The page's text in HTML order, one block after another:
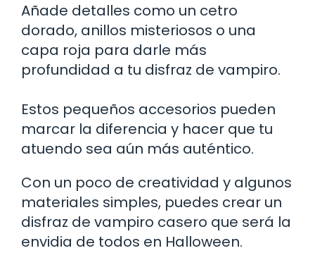
Añade detalles como un cetro
dorado, anillos misteriosos o una
capa roja para darle más
profundidad a tu disfraz de vampiro.
Estos pequeños accesorios pueden
marcar la diferencia y hacer que tu
atuendo sea aún más auténtico.
Con un poco de creatividad y algunos
materiales simples, puedes crear un
disfraz de vampiro casero que será la
envidia de todos en Halloween.